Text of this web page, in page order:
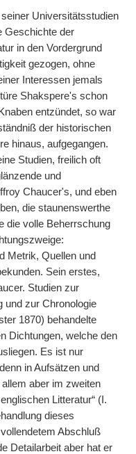
Universitätsstudien
Geschichte der
in den Vordergrund
gezogen, ohne
Interessen jemals
Shakspere's schon
entzündet, so war
der historischen
hinaus, aufgegangen.
Studien, freilich oft
und
Chaucer's, und eben
die staunenswerthe
die volle Beherrschung
Metrik, Quellen und
Sein erstes,
Studien zur
und zur Chronologie
1870) behandelte
Dichtungen, welche den
Es ist nur
in Aufsätzen und
aber im zweiten
Litteratur“ (I.
dieses
Abschluß
Detailarbeit aber hat er